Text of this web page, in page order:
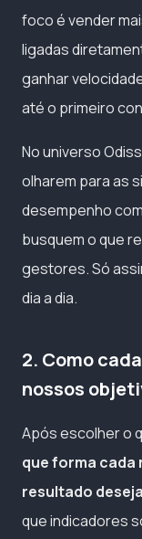
foco é vender
ligadas
ganhar
até o primeiro
No universo
olharem para as
desempenho
busquem o que
gestores. Só
dia a dia.
2. Como
nossos
Após escolher o
que forma cada
resultado
que indicadores